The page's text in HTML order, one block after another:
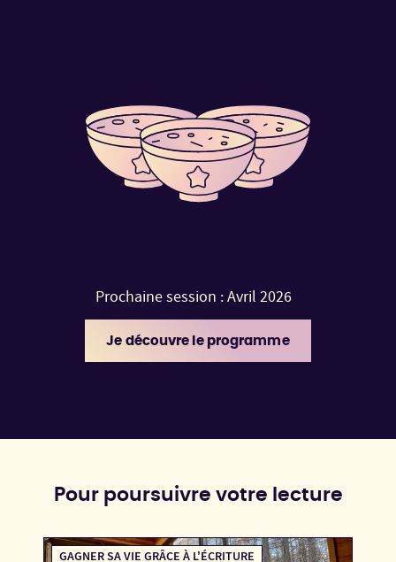
Prochaine session : Avril 2026
Je découvre le programme
Pour poursuivre votre lecture
GAGNER SA VIE GRÂCE À L'ÉCRITURE